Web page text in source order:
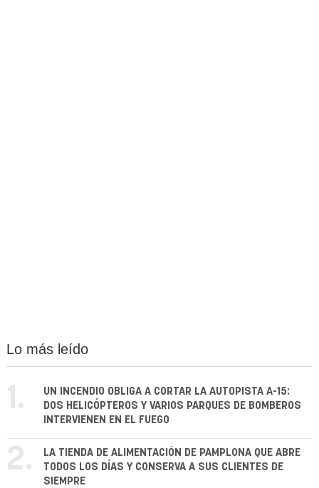
Lo más leído
1.
UN INCENDIO OBLIGA A CORTAR LA AUTOPISTA A-15:
DOS HELICÓPTEROS Y VARIOS PARQUES DE BOMBEROS
INTERVIENEN EN EL FUEGO
2.
LA TIENDA DE ALIMENTACIÓN DE PAMPLONA QUE ABRE
TODOS LOS DÍAS Y CONSERVA A SUS CLIENTES DE
SIEMPRE